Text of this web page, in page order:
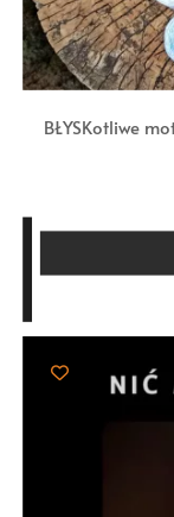
BŁYSKotliwe